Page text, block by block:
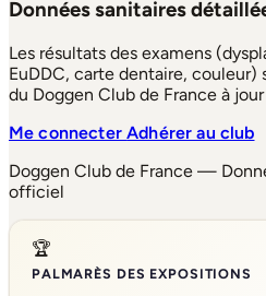
Données sanitaires
Les résultats des examens
EuDDC, carte dentaire, couleur)
du Doggen Club de France à
Me connecterAdhérer au club
Doggen Club de France —
officiel
🏆
PALMARÈS DES EXPOSITIONS